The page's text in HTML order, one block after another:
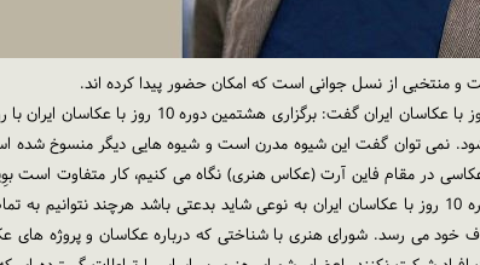
رامیار منوچهرزاده، عکاس، مدرس عکاسی و عضو شورای هنری هشتمین دوره 10 روز
نمی توان گفت این شیوه مدرن است و شیوه هایی دیگر منسوخ شده
در مقام فاین آرت (عکاس هنری) نگاه می کنیم، کار متفاوت است
باید بیشتر به سمت فاین آرت می رفتیم و نرفتیم. بنابراین نمایشگاه هشتمین دوره 10 روز با عکاسان ایران به نوعی شاید بدعتی
خود می رسد. شورای هنری با شناختی که درباره عکاسان و پروژه های